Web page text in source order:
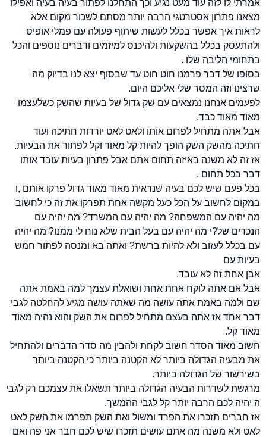
אמרתי לו לזה עוד מעט נגיע וכך התחלנו לפתור בעיה בעיה ואפילו
מצאנו פתרון אסטרטגי הרבה יותר מסתם לשכור מקום אלא
לראות איך אפשר בכלל לעשות שיתוף פעולה עם פמלי אופיס
ולהתעסק בכלל בהשקעות ולהיכנס למיזמים ודברים נוספים והכל
בתחומי הליבה שלו .
בסופו של דבר פרמנו חוט חוט עד שבסוף יצא לנו בדיוק מה
שרצינו וזה המסר שלי אליכם היום.
לפעמים אנחנו נמצאים עם שק גדול של בעיות שהשק כשלעצמו
מאוד מאוד כבד.
אבל אתה מתחיל לפרום אותו ולאט לאט יורדות חתיכה ועוד
חתיכה מהשק השק הופך להיות קל מאוד וקל לפתור את הבעיות.
אז זה לא משנה באיזה תחום אתם אבל פתרון בעיות עובד אותו
דבר בכל תחום .
בכל פעם שיש לכם בעיה שנראית מאוד מאוד גדול פרקו אותם ,ו
במקום לחשוב על הכל כעל מקשה אחת תפרקו את זה כי לחשוב
מה יהיה עם המשפחה? מה יהיה עם המשרד? מה יהיה עם
הנכדים של?י מה יהיה עם בעל הבית שלא נוח לי ממנו? מה יהיה
עם בכלל לעזוב ולא להיות ברשת? ואתה בא ומנסה לפתור חמש
בעיות עם
אבן אחת זה לא עובד.
אבל אם אתה לוקח אחת אחת ושואלת עצמך למה באמת אתה
שם ולמה באמת אתה עושה מה שאתה עושה מגיע להחלטה לגבי
דבר אחד אז אתה בעצם מתחיל לפרום את השק והוא נהיה מאוד
מאוד קל.
חשוב מאוד הסדר חשוב לקחת ולהבין מה סדר הדברים ולהתחיל
את מבעיה הגדולה ביותר לא הקטנה ביותר כי הקטנה ביותר
בשירשור של הגדולה ביותר.
מרגשת לשדרות הבעיה הגדולה ביותר תשאלו את עצמכם רק לגבי
ה יהיה לכם הרבה יותר קל לגבי ההמשך.
אז חברים תזכרו את הפרד ומשול ואת השק תפרמו את השק לאט
לאט ולא משנה מה אתם עושים תזכרו שיש לכם חבר אני פה ואם